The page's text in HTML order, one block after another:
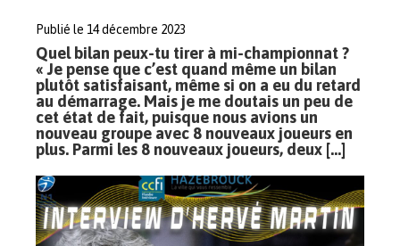
Publié le 14 décembre 2023
Quel bilan peux-tu tirer à mi-championnat ?
« Je pense que c’est quand même un bilan
plutôt satisfaisant, même si on a eu du retard
au démarrage. Mais je me doutais un peu de
cet état de fait, puisque nous avions un
nouveau groupe avec 8 nouveaux joueurs en
plus. Parmi les 8 nouveaux joueurs, deux […]